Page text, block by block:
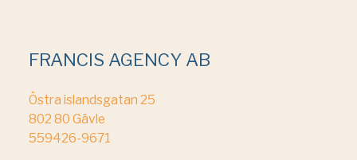
FRANCIS AGENCY AB
Östra islandsgatan 25
802 80 Gävle
559426-9671